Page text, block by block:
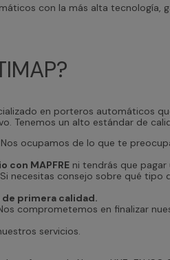
con la más alta tecnología,
en porteros automáticos
Tenemos un alto estándar de
Nos ocupamos de lo que te
con MAPFRE ni tendrás que pagar
Si necesitas consejo sobre qué
primera calidad.
comprometemos en finalizar
servicios.